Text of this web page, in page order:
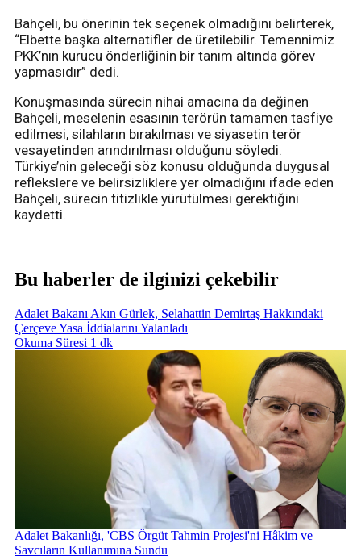
Bahçeli, bu önerinin tek seçenek olmadığını belirterek,
“Elbette başka alternatifler de üretilebilir. Temennimiz
PKK’nın kurucu önderliğinin bir tanım altında görev
yapmasıdır” dedi.
Konuşmasında sürecin nihai amacına da değinen
Bahçeli, meselenin esasının terörün tamamen tasfiye
edilmesi, silahların bırakılması ve siyasetin terör
vesayetinden arındırılması olduğunu söyledi.
Türkiye’nin geleceği söz konusu olduğunda duygusal
reflekslere ve belirsizliklere yer olmadığını ifade eden
Bahçeli, sürecin titizlikle yürütülmesi gerektiğini
kaydetti.
Bu haberler de ilginizi çekebilir
Adalet Bakanı Akın Gürlek, Selahattin Demirtaş Hakkındaki
Çerçeve Yasa İddialarını Yalanladı
Okuma Süresi 1 dk
Adalet Bakanlığı, 'CBS Örgüt Tahmin Projesi'ni Hâkim ve
Savcıların Kullanımına Sundu